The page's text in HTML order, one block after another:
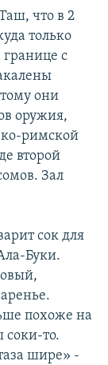
что в 2
только
границе с
они
оружия,
римской
второй
Зал
сок для
Буки.
похоже на
соки-то.
шире» -